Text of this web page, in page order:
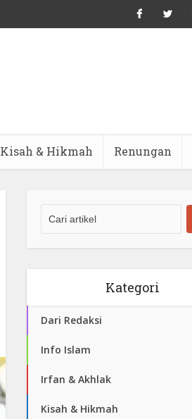
Kisah & Hikmah Renungan
Kategori
Dari Redaksi
Info Islam
Irfan & Akhlak
Kisah & Hikmah